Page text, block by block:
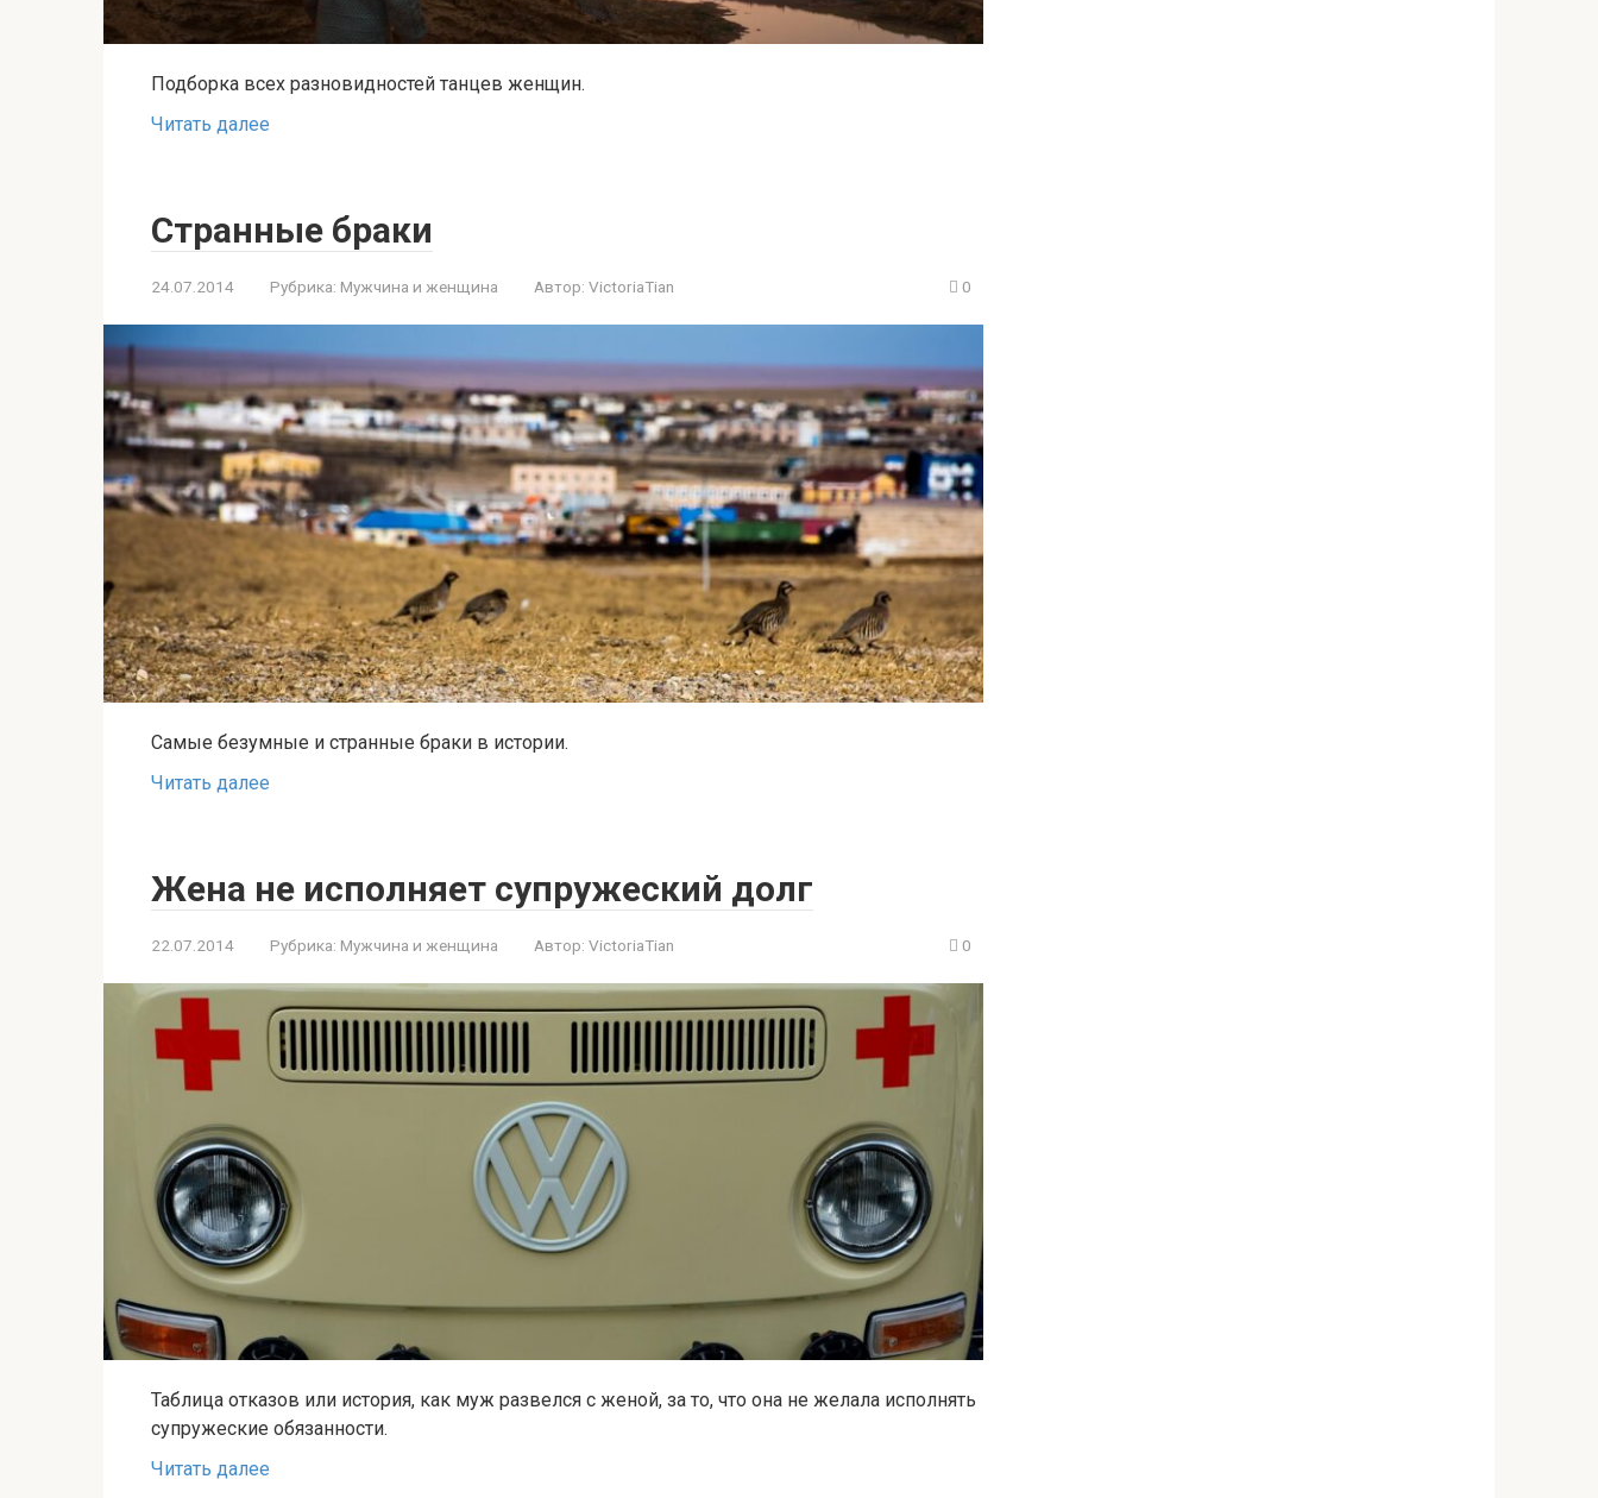
Подборка всех разновидностей танцев женщин.
Читать далее
Странные браки
24.07.2014 Рубрика: Мужчина и женщина Автор: VictoriaTian 0
Самые безумные и странные браки в истории.
Читать далее
Жена не исполняет супружеский долг
22.07.2014 Рубрика: Мужчина и женщина Автор: VictoriaTian 0
Таблица отказов или история, как муж развелся с женой, за то, что она не желала исполнять
супружеские обязанности.
Читать далее